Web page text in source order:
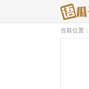
当前位置：